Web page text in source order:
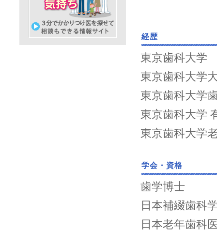
経歴
東京歯科大学
東京歯科大学
東京歯科大学
東京歯科大学
東京歯科大学
学会・資格
歯学博士
日本補綴歯科
日本老年歯科